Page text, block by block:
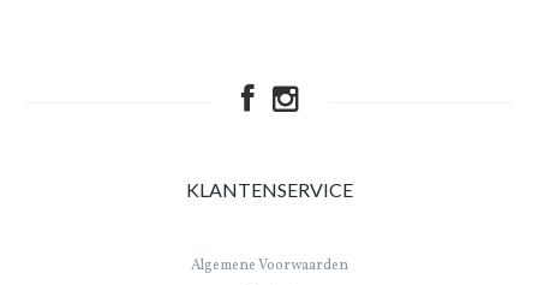
KLANTENSERVICE
Algemene Voorwaarden